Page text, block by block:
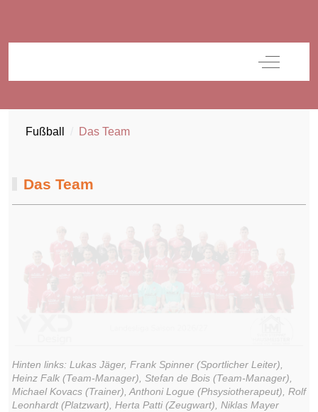
Off-
Fußball Das Team
Das Team
Hinten links: Lukas Jäger, Frank Spinner (Sportlicher Leiter),
Heinz Falk (Team-Manager), Stefan de Bois (Team-Manager),
Michael Kovacs (Trainer), Anthoni Logue (Phsysiotherapeut), Rolf
Leonhardt (Platzwart), Herta Patti (Zeugwart), Niklas Mayer